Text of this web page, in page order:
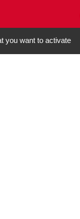
you want to activate